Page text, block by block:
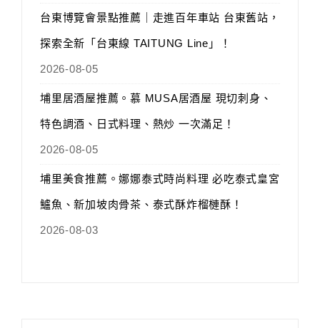
台東博覽會景點推薦｜走進百年車站 台東舊站，
探索全新「台東線 TAITUNG Line」！
2026-08-05
埔里居酒屋推薦。慕 MUSA居酒屋 現切刺身、
特色調酒、日式料理、熱炒 一次滿足！
2026-08-05
埔里美食推薦。娜娜泰式時尚料理 必吃泰式皇宮
鱸魚、新加坡肉骨茶、泰式酥炸榴槤酥！
2026-08-03